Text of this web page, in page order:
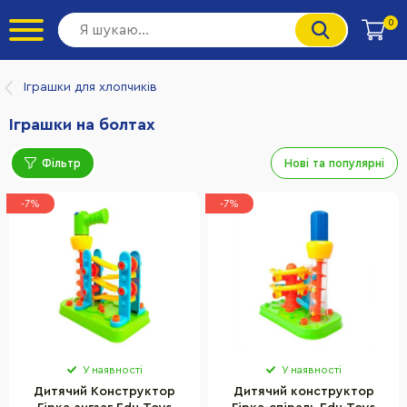
0
Іграшки для хлопчиків
Іграшки на болтах
Фільтр Нові та популярні
-7%
У наявності
Дитячий Конструктор
-7%
У наявності
Дитячий конструктор